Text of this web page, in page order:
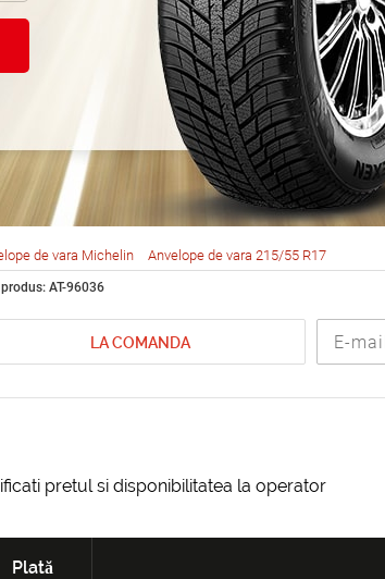
MXV4
de vara Michelin Anvelope de vara 215/55 R17
AT-96036
LA COMANDA
pretul si disponibilitatea la operator
Plată